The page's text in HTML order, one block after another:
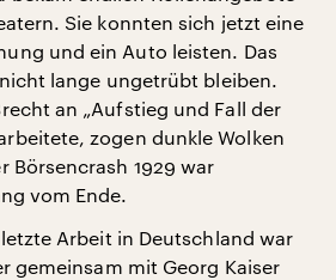
Sie konnten sich jetzt eine
und ein Auto leisten. Das
lange ungetrübt bleiben.
an „Aufstieg und Fall der
zogen dunkle Wolken
Börsencrash 1929 war
vom Ende.
Arbeit in Deutschland war
gemeinsam mit Georg Kaiser